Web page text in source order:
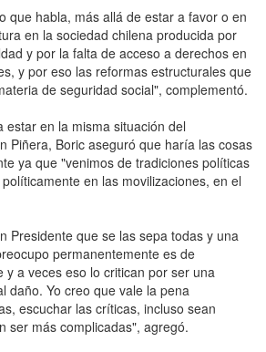
que habla, más allá de estar a favor o en
en la sociedad chilena producida por
y por la falta de acceso a derechos en
y por eso las reformas estructurales que
de seguridad social", complementó.
estar en la misma situación del
Piñera, Boric aseguró que haría las cosas
ya que "venimos de tradiciones políticas
en las movilizaciones, en el
Presidente que se las sepa todas y una
permanentemente es de
y a veces eso lo critican por ser una
daño. Yo creo que vale la pena
escuchar las críticas, incluso sean
ser más complicadas", agregó.